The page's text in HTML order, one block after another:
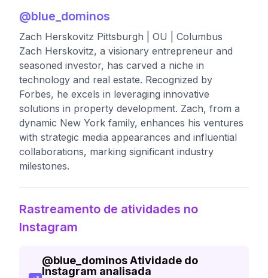
@blue_dominos
Zach Herskovitz Pittsburgh | OU | Columbus
Zach Herskovitz, a visionary entrepreneur and
seasoned investor, has carved a niche in
technology and real estate. Recognized by
Forbes, he excels in leveraging innovative
solutions in property development. Zach, from a
dynamic New York family, enhances his ventures
with strategic media appearances and influential
collaborations, marking significant industry
milestones.
Rastreamento de atividades no
Instagram
@blue_dominos Atividade do
Instagram analisada